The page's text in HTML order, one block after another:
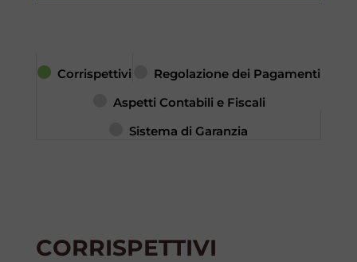
Corrispettivi
Regolazione dei Pagamenti
Aspetti Contabili e Fiscali
Sistema di Garanzia
CORRISPETTIVI